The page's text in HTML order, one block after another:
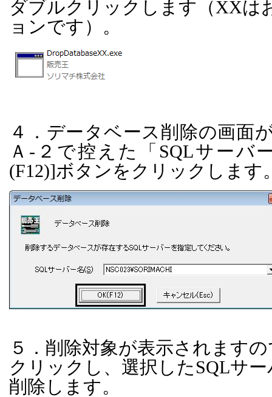
ダブルクリックします（XXは
ョンです）。
４．データベース削除の画面
Ａ - ２で控えた「 SQLサーバ
(F12)]ボタンをクリックします
５．削除対象が表示されます
クリックし、選択した SQLサ
削除します。